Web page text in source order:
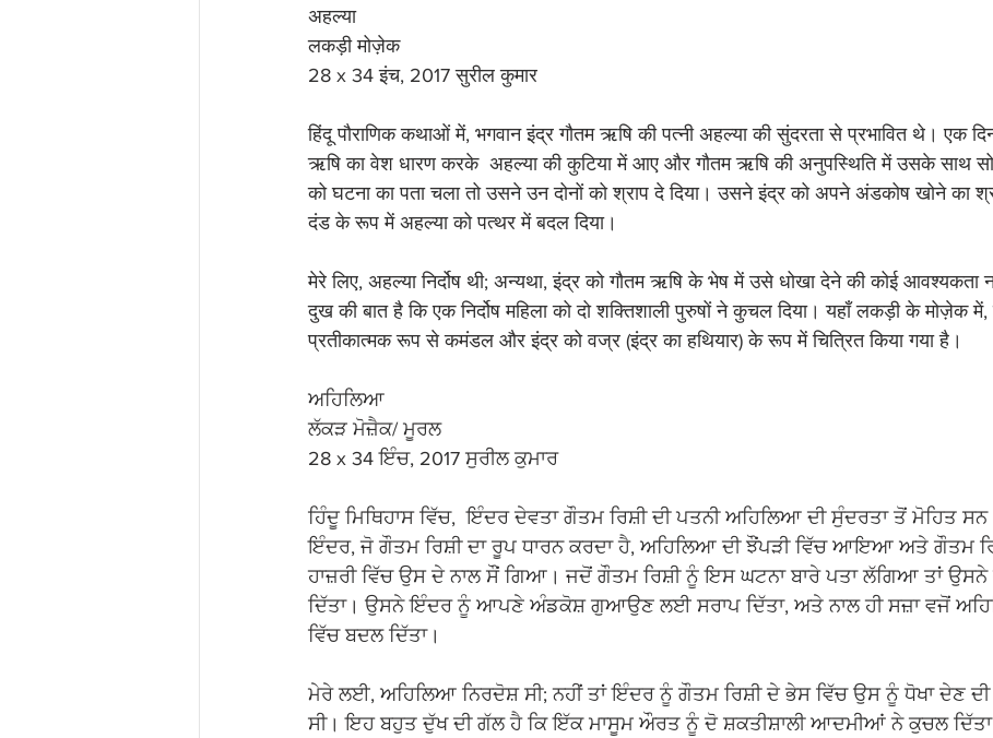
अहल्या
लकड़ी मोज़ेक
28 x 34 इंच, 2017 सुरील कुमार
हिंदू पौराणिक कथाओं में, भगवान इंद्र गौतम ऋषि की पत्नी अहल्या की सुंदरता से प्रभावित थे। एक
ऋषि का वेश धारण करके  अहल्या की कुटिया में आए और गौतम ऋषि की अनुपस्थिति में उसके साथ
को घटना का पता चला तो उसने उन दोनों को श्राप दे दिया। उसने इंद्र को अपने अंडकोष खोने का
दंड के रूप में अहल्या को पत्थर में बदल दिया।
मेरे लिए, अहल्या निर्दोष थी; अन्यथा, इंद्र को गौतम ऋषि के भेष में उसे धोखा देने की कोई आवश्यकता
दुख की बात है कि एक निर्दोष महिला को दो शक्तिशाली पुरुषों ने कुचल दिया। यहाँ लकड़ी के मोज़ेक में,
प्रतीकात्मक रूप से कमंडल और इंद्र को वज्र (इंद्र का हथियार) के रूप में चित्रित किया गया है।
ਅਹਿਲਿਆ
ਲੱਕੜ ਮੋਜ਼ੈਕ/ ਮੂਰਲ
28 x 34 ਇੰਚ, 2017 ਸੁਰੀਲ ਕੁਮਾਰ
ਹਿੰਦੂ ਮਿਥਿਹਾਸ ਵਿੱਚ,  ਇੰਦਰ ਦੇਵਤਾ ਗੌਤਮ ਰਿਸ਼ੀ ਦੀ ਪਤਨੀ ਅਹਿਲਿਆ ਦੀ ਸੁੰਦਰਤਾ ਤੋਂ ਮੋਹਿਤ
ਇੰਦਰ, ਜੋ ਗੌਤਮ ਰਿਸ਼ੀ ਦਾ ਰੂਪ ਧਾਰਨ ਕਰਦਾ ਹੈ, ਅਹਿਲਿਆ ਦੀ ਝੌਂਪੜੀ ਵਿੱਚ ਆਇਆ ਅਤੇ ਗੌਤਮ
ਹਾਜ਼ਰੀ ਵਿੱਚ ਉਸ ਦੇ ਨਾਲ ਸੌਂ ਗਿਆ। ਜਦੋਂ ਗੌਤਮ ਰਿਸ਼ੀ ਨੂੰ ਇਸ ਘਟਨਾ ਬਾਰੇ ਪਤਾ ਲੱਗਿਆ ਤਾਂ ਉਸਨੇ
ਦਿੱਤਾ। ਉਸਨੇ ਇੰਦਰ ਨੂੰ ਆਪਣੇ ਅੰਡਕੋਸ਼ ਗੁਆਉਣ ਲਈ ਸਰਾਪ ਦਿੱਤਾ, ਅਤੇ ਨਾਲ ਹੀ ਸਜ਼ਾ ਵਜੋਂ
ਵਿੱਚ ਬਦਲ ਦਿੱਤਾ।
ਮੇਰੇ ਲਈ, ਅਹਿਲਿਆ ਨਿਰਦੋਸ਼ ਸੀ; ਨਹੀਂ ਤਾਂ ਇੰਦਰ ਨੂੰ ਗੌਤਮ ਰਿਸ਼ੀ ਦੇ ਭੇਸ ਵਿੱਚ ਉਸ ਨੂੰ ਧੋਖਾ ਦੇਣ
ਸੀ। ਇਹ ਬਹੁਤ ਦੁੱਖ ਦੀ ਗੱਲ ਹੈ ਕਿ ਇੱਕ ਮਾਸੂਮ ਔਰਤ ਨੂੰ ਦੋ ਸ਼ਕਤੀਸ਼ਾਲੀ ਆਦਮੀਆਂ ਨੇ ਕੁਚਲ